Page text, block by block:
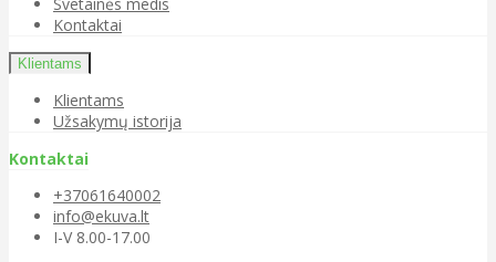
Kontaktai
Klientams
Klientams
Užsakymų istorija
Kontaktai
+37061640002
info@ekuva.lt
I-V 8.00-17.00